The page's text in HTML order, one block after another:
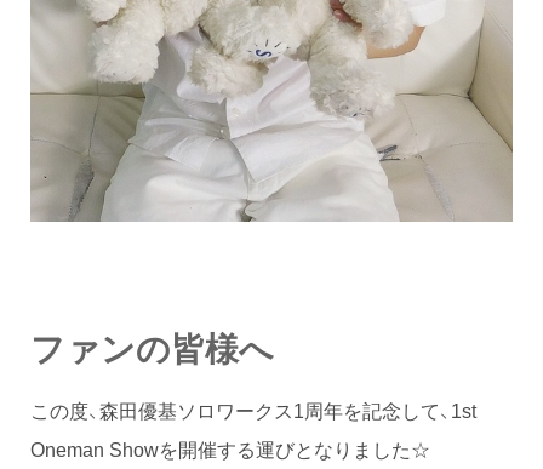
ファンの皆様へ
この度、森田優基ソロワークス1周年を記念して、1st
Oneman Showを開催する運びとなりました☆